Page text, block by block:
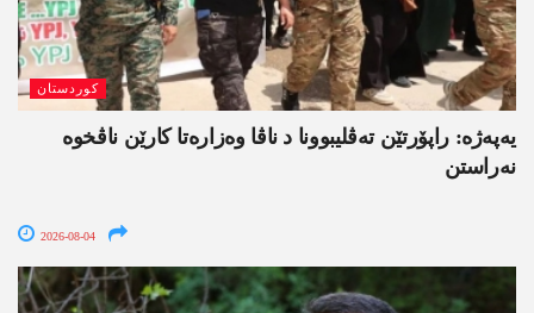
کوردستان
یەپەژە: راپۆرتێن تەڤلیبوونا د ناڤا وەزارەتا کارێن ناڤخوە
نەراستن
2026-08-04